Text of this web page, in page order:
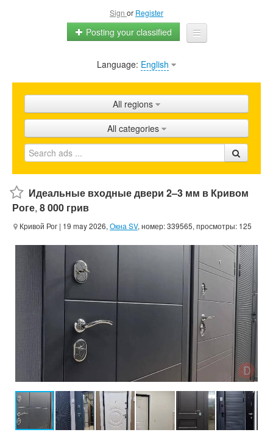
Sign or Register
Posting your classified
Home
Shops
Promotion
FAQ
Blog
Language: English
All regions
All categories
Идеальные входные двери 2–3 мм в Кривом
Роге, 8 000 грив
Кривой Рог | 19 may 2026, Окна SV, номер: 339565, просмотры: 125